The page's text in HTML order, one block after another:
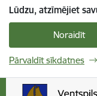
Lūdzu, atzīmējiet
Noraidīt
Pārvaldīt sīkdatnes